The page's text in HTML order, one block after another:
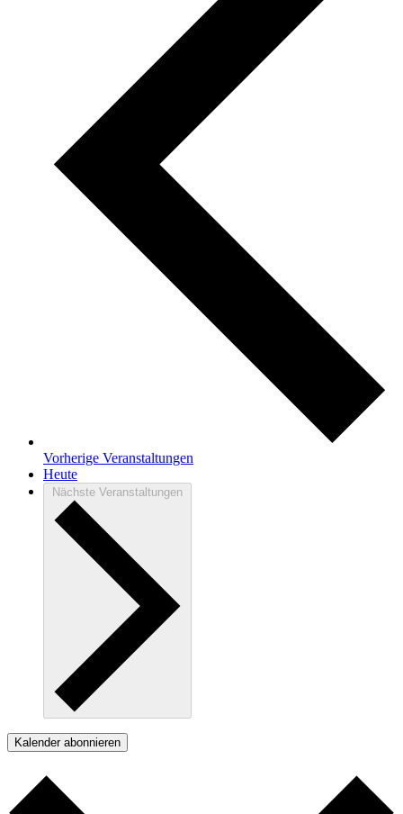
Vorherige Veranstaltungen
Heute
Nächste Veranstaltungen
Kalender abonnieren